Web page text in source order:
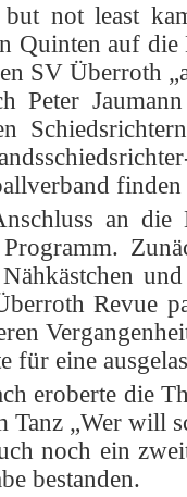
not least
Quinten auf die
SV Überroth
Peter
an die
Revue
für eine
eroberte die
Tanz „Wer will
noch ein
bestanden.